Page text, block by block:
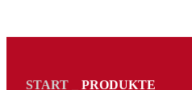
START PRODUKTE